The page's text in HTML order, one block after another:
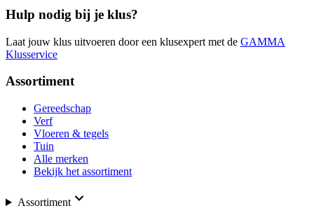
Hulp nodig bij je klus?
Laat jouw klus uitvoeren door een klusexpert met de GAMMA
Klusservice
Assortiment
Gereedschap
Verf
Vloeren & tegels
Tuin
Alle merken
Bekijk het assortiment
Assortiment